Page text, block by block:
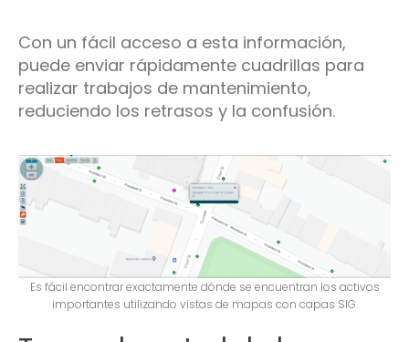
Con un fácil acceso a esta información,
puede enviar rápidamente cuadrillas para
realizar trabajos de mantenimiento,
reduciendo los retrasos y la confusión.
Es fácil encontrar exactamente dónde se encuentran los activos
importantes utilizando vistas de mapas con capas SIG.